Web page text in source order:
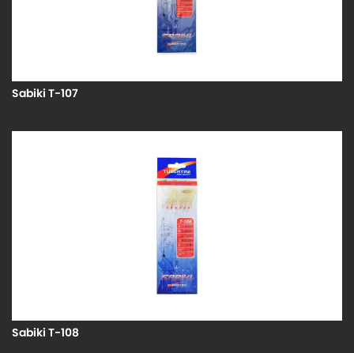
Sabiki T-107
Sabiki T-108